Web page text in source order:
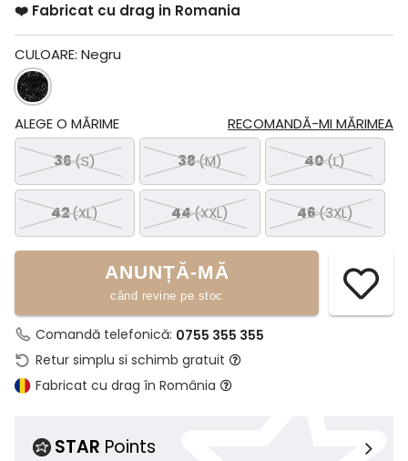
❤️ Fabricat cu drag in Romania
CULOARE: Negru
RECOMANDĂ-MI MĂRIMEA
ALEGE O MĂRIME
36(S) 38(M) 40(L)
42(XL) 44(XXL) 46(3XL)
ANUNȚĂ-MĂ
când revine pe stoc
Comandă telefonică: 0755 355 355
Retur simplu si schimb gratuit
Fabricat cu drag în România
STAR Points